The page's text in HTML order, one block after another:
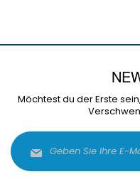
Möchtest du der Erste
Sie
sich